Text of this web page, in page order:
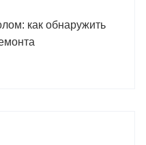
как обнаружить